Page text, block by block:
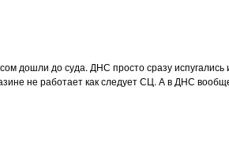
дошли до суда. ДНС просто сразу
не работает как следует СЦ. А в ДНС